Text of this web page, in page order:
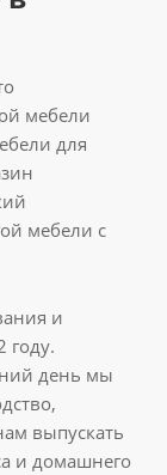
мебели
для
мебели с
и
году.
день мы
выпускать
и домашнего